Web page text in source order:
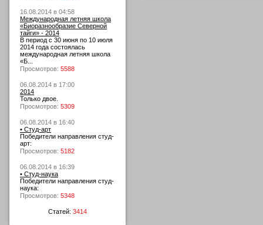
16.08.2014 в 04:58
Международная летняя школа
«Биоразнообразие Северной
тайги» - 2014
В период с 30 июня по 10 июля
2014 года состоялась
международная летняя школа
«Б...
Просмотров: 5588
06.08.2014 в 17:00
2014
Только двое.
Просмотров: 5309
06.08.2014 в 16:40
• Студ-арт
Победители направления студ-
арт:
Просмотров: 5182
06.08.2014 в 16:39
• Студ-наука
Победители направления студ-
наука:
Просмотров: 5348
Статей: 3414